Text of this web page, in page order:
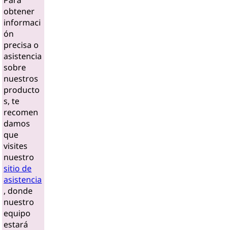
obtener
informaci
ón
precisa o
asistencia
sobre
nuestros
producto
s, te
recomen
damos
que
visites
nuestro
sitio de
asistencia
, donde
nuestro
equipo
estará